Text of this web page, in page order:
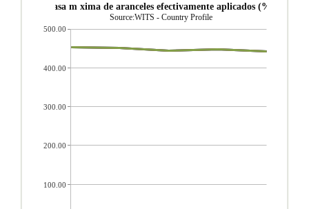
Tasa m xima de aranceles efectivamente aplicados (%)
Source:WITS - Country Profile
500.00
400.00
300.00
200.00
100.00